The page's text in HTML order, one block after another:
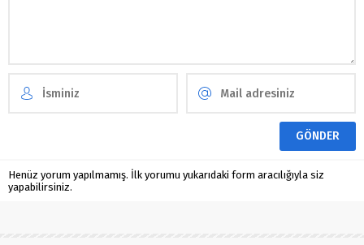
Henüz yorum yapılmamış. İlk yorumu yukarıdaki form aracılığıyla siz
yapabilirsiniz.